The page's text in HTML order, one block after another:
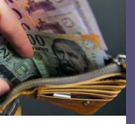
appok
a modern